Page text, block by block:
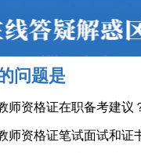
问题是
师资格证笔试面试和证
它问题
师资格证报名报考、考
师资格证题型、学习资